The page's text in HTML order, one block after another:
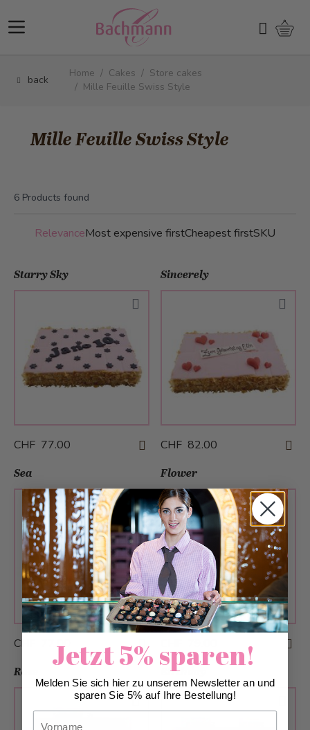
Search
back
Home / Cakes / Store cakes
/ Mille Feuille Swiss Style
Mille Feuille Swiss Style
6 Products found
RelevanceMost expensive firstCheapest firstSKU
Starry Sky
CHF 77.00
Sincerely
CHF 82.00
Sea
CHF 77.00
Flower
Rose Birthday
Jetzt 5% sparen!
Melden Sie sich hier zu unserem Newsletter an und
sparen Sie 5% auf Ihre Bestellung!